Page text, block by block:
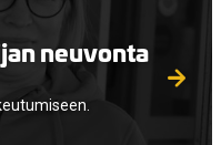
neuvonta